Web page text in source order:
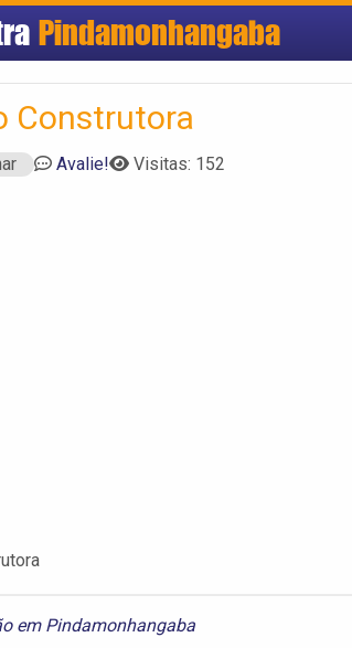
Pindamonhangaba
Construtora
Avalie! Visitas: 152
em Pindamonhangaba